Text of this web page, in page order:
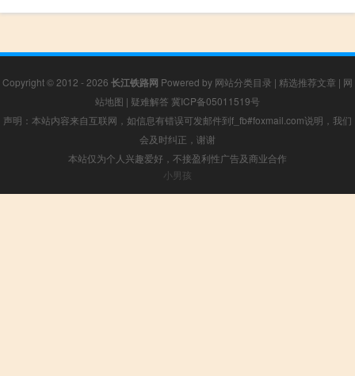
Copyright © 2012 - 2026 长江铁路网 Powered by 网站分类目录 | 精选推荐文章 | 网
站地图 | 疑难解答 冀ICP备05011519号
声明：本站内容来自互联网，如信息有错误可发邮件到f_fb#foxmail.com说明，我们
会及时纠正，谢谢
本站仅为个人兴趣爱好，不接盈利性广告及商业合作
小男孩